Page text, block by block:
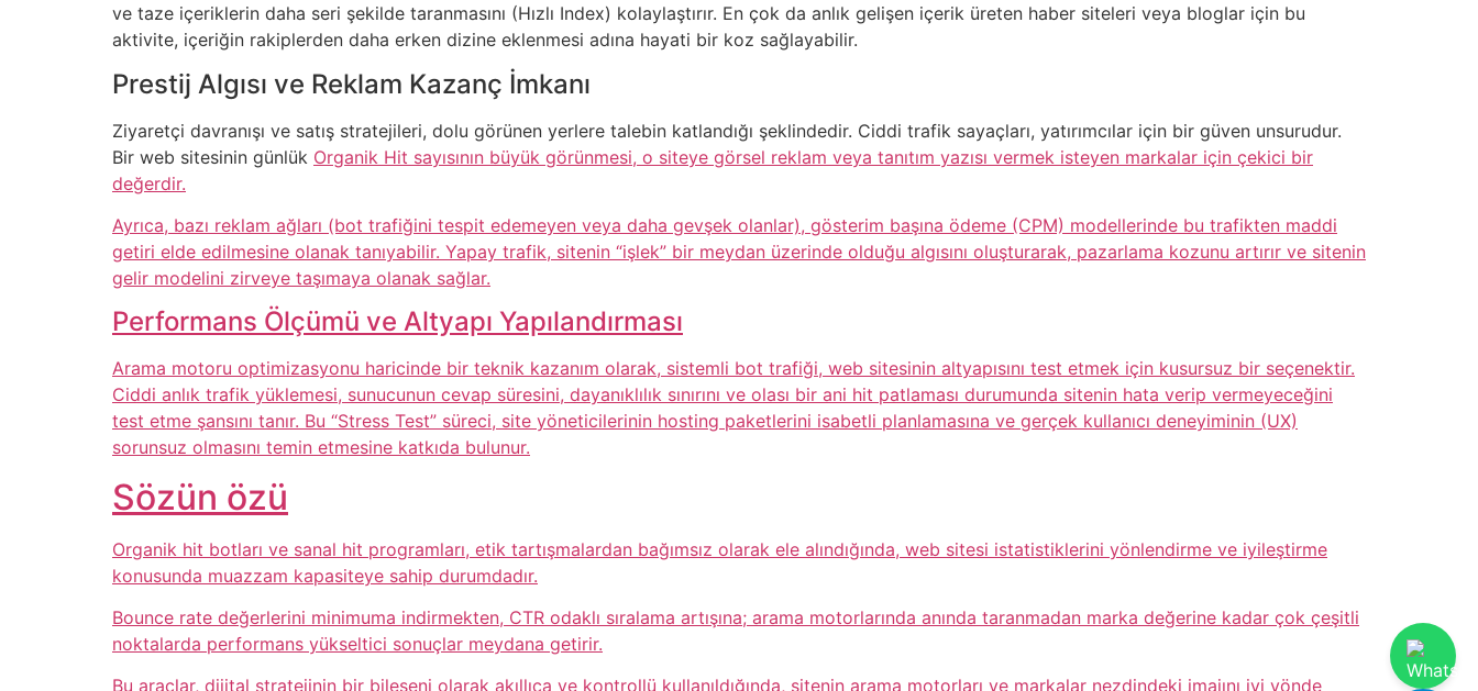
ve taze içeriklerin daha seri şekilde taranmasını (Hızlı Index) kolaylaştırır. En çok da anlık gelişen içerik üreten haber siteleri veya bloglar için bu
aktivite, içeriğin rakiplerden daha erken dizine eklenmesi adına hayati bir koz sağlayabilir.
Prestij Algısı ve Reklam Kazanç İmkanı
Ziyaretçi davranışı ve satış stratejileri, dolu görünen yerlere talebin katlandığı şeklindedir. Ciddi trafik sayaçları, yatırımcılar için bir güven unsurudur.
Bir web sitesinin günlük Organik Hit sayısının büyük görünmesi, o siteye görsel reklam veya tanıtım yazısı vermek isteyen markalar için çekici bir
değerdir.
Ayrıca, bazı reklam ağları (bot trafiğini tespit edemeyen veya daha gevşek olanlar), gösterim başına ödeme (CPM) modellerinde bu trafikten maddi
getiri elde edilmesine olanak tanıyabilir. Yapay trafik, sitenin “işlek” bir meydan üzerinde olduğu algısını oluşturarak, pazarlama kozunu artırır ve sitenin
gelir modelini zirveye taşımaya olanak sağlar.
Performans Ölçümü ve Altyapı Yapılandırması
Arama motoru optimizasyonu haricinde bir teknik kazanım olarak, sistemli bot trafiği, web sitesinin altyapısını test etmek için kusursuz bir seçenektir.
Ciddi anlık trafik yüklemesi, sunucunun cevap süresini, dayanıklılık sınırını ve olası bir ani hit patlaması durumunda sitenin hata verip vermeyeceğini
test etme şansını tanır. Bu “Stress Test” süreci, site yöneticilerinin hosting paketlerini isabetli planlamasına ve gerçek kullanıcı deneyiminin (UX)
sorunsuz olmasını temin etmesine katkıda bulunur.
Sözün özü
Organik hit botları ve sanal hit programları, etik tartışmalardan bağımsız olarak ele alındığında, web sitesi istatistiklerini yönlendirme ve iyileştirme
konusunda muazzam kapasiteye sahip durumdadır.
Bounce rate değerlerini minimuma indirmekten, CTR odaklı sıralama artışına; arama motorlarında anında taranmadan marka değerine kadar çok çeşitli
noktalarda performans yükseltici sonuçlar meydana getirir.
Bu araçlar, dijital stratejinin bir bileşeni olarak akıllıca ve kontrollü kullanıldığında, sitenin arama motorları ve markalar nezdindeki imajını iyi yönde